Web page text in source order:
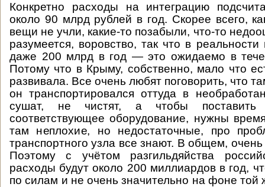
Конкретно расходы на интеграцию
около 90 млрд рублей в год. Скорее всего,
вещи не учли, какие-то позабыли, что-то
разумеется, воровство, так что в
даже 200 млрд в год — это ожидаемо в
Потому что в Крыму, собственно, мало что
развивала. Все очень любят поговорить, что
он транспортировался оттуда в
сушат, не чистят, а чтобы поставить
соответствующее оборудование, нужны
там неплохие, но недостаточные, про
транспортного узла все знают. В общем,
Поэтому с учётом разгильдяйства
расходы будут около 200 миллиардов в год,
по силам и не очень значительно на фоне